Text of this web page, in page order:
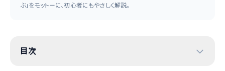
ぶ」をモットーに、初心者にもやさしく解説。
目次